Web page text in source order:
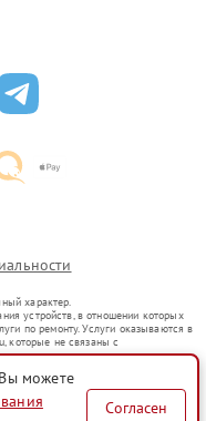
характер.
устройств, в отношении которых
по ремонту. Услуги оказываются в
которые не связаны с
представителями.
оборот в соответствии
услуг или введения
о предоставляемых услугах по
можете
Согласен